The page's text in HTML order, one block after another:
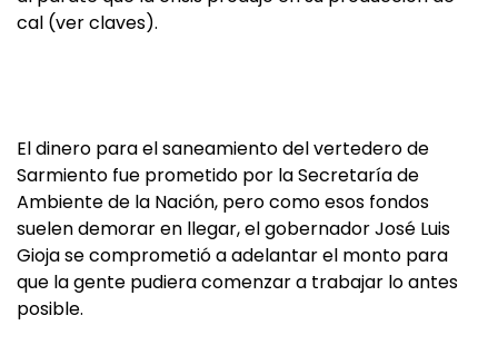
cal (ver claves).
El dinero para el saneamiento del vertedero de
Sarmiento fue prometido por la Secretaría de
Ambiente de la Nación, pero como esos fondos
suelen demorar en llegar, el gobernador José Luis
Gioja se comprometió a adelantar el monto para
que la gente pudiera comenzar a trabajar lo antes
posible.